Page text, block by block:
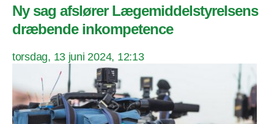
Ny sag afslører Lægemiddelstyrelsens
dræbende inkompetence
torsdag, 13 juni 2024, 12:13